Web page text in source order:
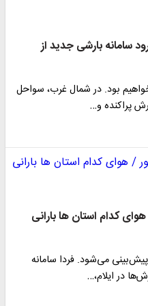
سامانه بارشی جدید از
بود. در شمال غرب، سواحل
پراکنده و…
کدام استان ها بارانی
می‌شود. فردا سامانه
در ایلام،…